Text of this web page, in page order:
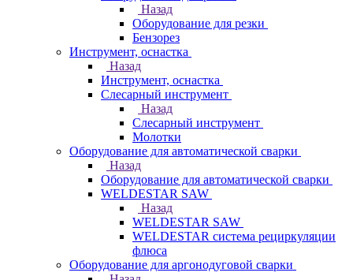
Назад
Оборудование для резки
Бензорез
Инструмент, оснастка
Назад
Инструмент, оснастка
Слесарный инструмент
Назад
Слесарный инструмент
Молотки
Оборудование для автоматической сварки
Назад
Оборудование для автоматической сварки
WELDESTAR SAW
Назад
WELDESTAR SAW
WELDESTAR система рециркуляции
флюса
Оборудование для аргонодуговой сварки